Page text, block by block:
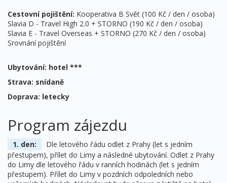
Cestovní pojištění: Kooperativa B Svět (100 Kč / den / osoba)
Slavia D - Travel High 2.0 + STORNO (190 Kč / den / osoba)
Slavia E - Travel Overseas + STORNO (270 Kč / den / osoba)
Srovnání pojištění
Ubytování: hotel ***
Strava: snídaně
Doprava: letecky
Program zájezdu
1. den:
Dle letového řádu odlet z Prahy (let s jedním
přestupem), přílet do Limy a následné ubytování. Odlet z Prahy
do Limy dle letového řádu v ranních hodinách (let s jedním
přestupem). Přílet do Limy v pozdních odpoledních nebo